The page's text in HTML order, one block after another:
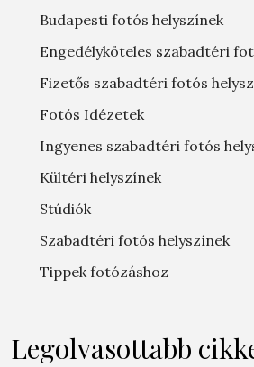
Budapesti fotós helyszínek
Engedélyköteles szabadtéri
Fizetős szabadtéri fotós
Fotós Idézetek
Ingyenes szabadtéri fotós
Kültéri helyszínek
Stúdiók
Szabadtéri fotós helyszínek
Tippek fotózáshoz
Legolvasottabb